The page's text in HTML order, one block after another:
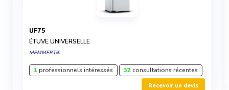
UF75
ÉTUVE UNIVERSELLE
MEMMERT®
1professionnels intéressés 32consultations récentes
Recevoir un devis